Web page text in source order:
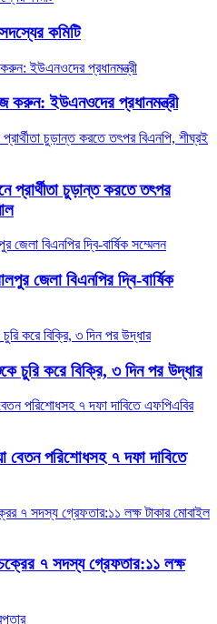
কমিটি
করুন: ইউএনওদের প্রধানমন্ত্রী
প্রার্থীতা চুড়ান্ত করতে তৎপর
জেলা বিএনপির দ্বি-বার্ষিক
চুরি করে বিক্রি, ৩ দিন পর উদ্ধার
বেতন পরিশোধসহ ৭ দফা দাবিতে
৭ সদস্য গ্রেফতার:১১ লক্ষ